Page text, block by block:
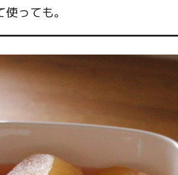
っても。